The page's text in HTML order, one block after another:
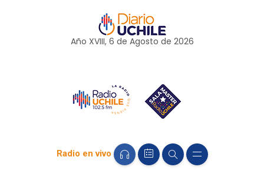
Año XVIII, 6 de Agosto de 2026
Radio en vivo